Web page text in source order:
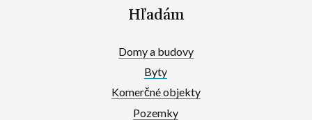
Hľadám
Domy a budovy
Byty
Komerčné objekty
Pozemky